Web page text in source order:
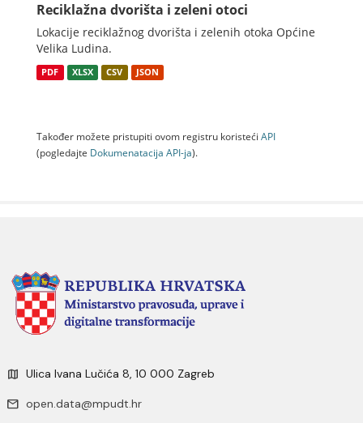
Reciklažna dvorišta i zeleni otoci
Lokacije reciklažnog dvorišta i zelenih otoka Općine
Velika Ludina.
PDF XLSX CSV JSON
Također možete pristupiti ovom registru koristeći API
(pogledajte Dokumenаtаcijа API-jа).